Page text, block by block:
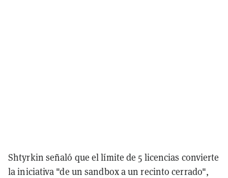
Shtyrkin señaló que el límite de 5 licencias convierte
la iniciativa "de un sandbox a un recinto cerrado",